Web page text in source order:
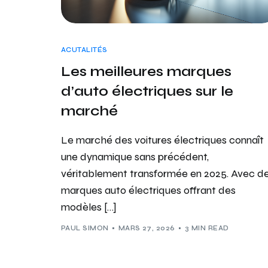
ACUTALITÉS
Les meilleures marques
d’auto électriques sur le
marché
Le marché des voitures électriques connaît
une dynamique sans précédent,
véritablement transformée en 2025. Avec
marques auto électriques offrant des
modèles […]
PAUL SIMON MARS 27, 2026 3 MIN READ